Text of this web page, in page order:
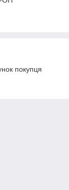
покупця